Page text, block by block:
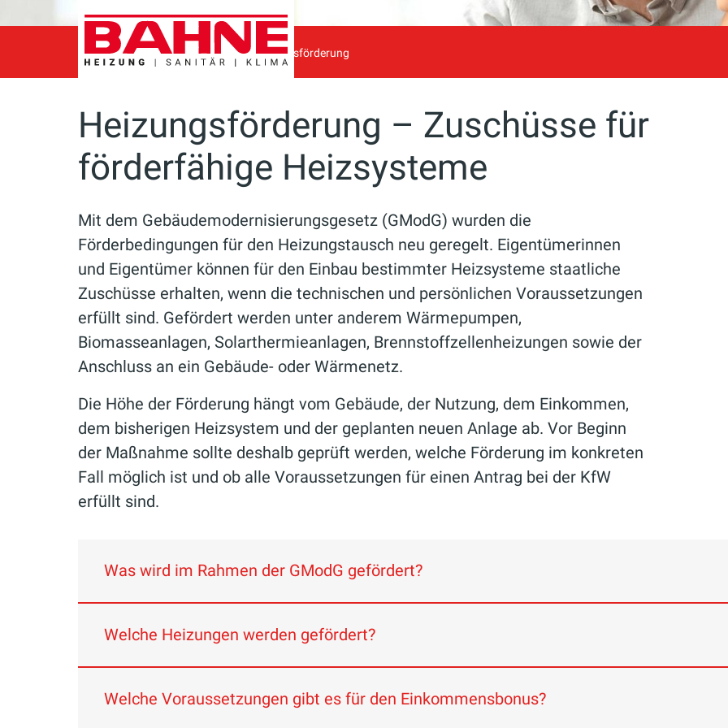
Bahne Ratgeber Heizung Heizungsförderung
Heizungsförderung – Zuschüsse für
förderfähige Heizsysteme
Mit dem Gebäudemodernisierungsgesetz (GModG) wurden die
Förderbedingungen für den Heizungstausch neu geregelt. Eigentümerinnen
und Eigentümer können für den Einbau bestimmter Heizsysteme staatliche
Zuschüsse erhalten, wenn die technischen und persönlichen Voraussetzungen
erfüllt sind. Gefördert werden unter anderem Wärmepumpen,
Biomasseanlagen, Solarthermieanlagen, Brennstoffzellenheizungen sowie der
Anschluss an ein Gebäude- oder Wärmenetz.
Die Höhe der Förderung hängt vom Gebäude, der Nutzung, dem Einkommen,
dem bisherigen Heizsystem und der geplanten neuen Anlage ab. Vor Beginn
der Maßnahme sollte deshalb geprüft werden, welche Förderung im konkreten
Fall möglich ist und ob alle Voraussetzungen für einen Antrag bei der KfW
erfüllt sind.
Was wird im Rahmen der GModG gefördert?
Hintergrund ist, dass viele Bestandsgebäude in Deutschland noch mit älteren Öl- oder
Welche Heizungen werden gefördert?
Welche Voraussetzungen gibt es für den Einkommensbonus?